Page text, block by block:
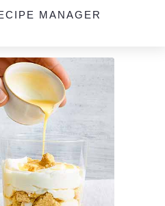
MANAGER